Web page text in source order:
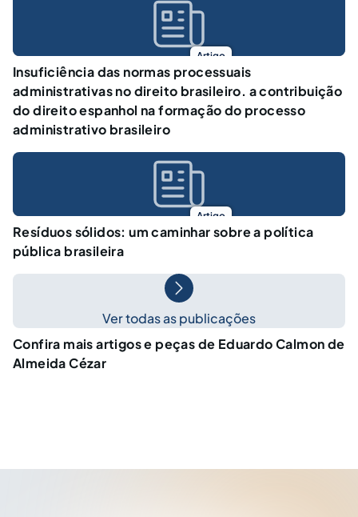
Artigo
Insuficiência das normas processuais
administrativas no direito brasileiro. a contribuição
do direito espanhol na formação do processo
administrativo brasileiro
Artigo
Resíduos sólidos: um caminhar sobre a política
pública brasileira
Ver todas as publicações
Confira mais artigos e peças de Eduardo Calmon de
Almeida Cézar